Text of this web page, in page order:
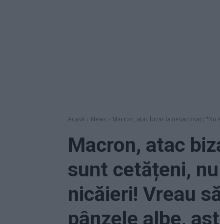
Acasă News Macron, atac bizar la nevaccinați: "Nu
Macron, atac
sunt cetățeni,
nicăieri! Vreau
pânzele albe,